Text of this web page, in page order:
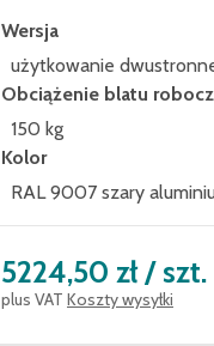
Wersja
użytkowanie
Obciążenie blatu
150 kg
Kolor
RAL 9007 szary
5224,50 zł / szt.
plus VAT Koszty wysyłki